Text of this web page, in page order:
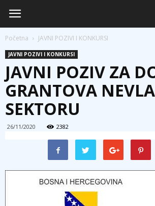
Početna JAVNI POZIVI I KONKURSI
JAVNI POZIVI I KONKURSI
JAVNI POZIV ZA
GRANTOVA
SEKTORU
26/11/2020 2382